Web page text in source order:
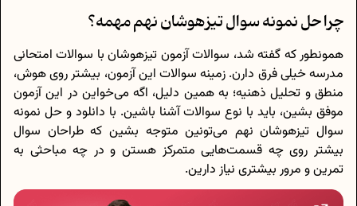
چرا حل نمونه سوال تیزهوشان نهم مهمه؟
همونطور که گفته شد، سوالات آزمون تیزهوشان با سوالات امتحانی
مدرسه خیلی فرق دارن. زمینه سوالات این آزمون، بیشتر روی هوش،
منطق و تحلیل ذهنیه؛ به همین دلیل، اگه می‌خواین در این آزمون
موفق بشین، باید با نوع سوالات آشنا باشین. با دانلود و حل نمونه
سوال تیزهوشان نهم می‌تونین متوجه بشین که طراحان سوال
بیشتر روی چه قسمت‌‎هایی متمرکز هستن و در چه مباحثی به
تمرین و مرور بیشتری نیاز دارین.